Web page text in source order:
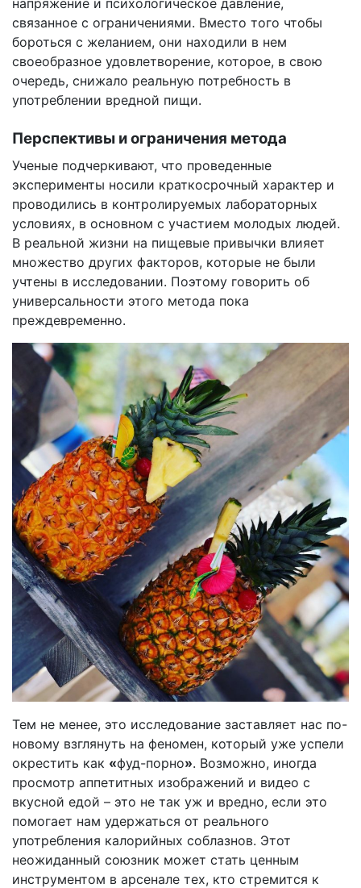
напряжение и психологическое давление,
связанное с ограничениями. Вместо того чтобы
бороться с желанием, они находили в нем
своеобразное удовлетворение, которое, в свою
очередь, снижало реальную потребность в
употреблении вредной пищи.
Перспективы и ограничения метода
Ученые подчеркивают, что проведенные
эксперименты носили краткосрочный характер и
проводились в контролируемых лабораторных
условиях, в основном с участием молодых людей.
В реальной жизни на пищевые привычки влияет
множество других факторов, которые не были
учтены в исследовании. Поэтому говорить об
универсальности этого метода пока
преждевременно.
Тем не менее, это исследование заставляет нас по-
новому взглянуть на феномен, который уже успели
окрестить как «фуд-порно». Возможно, иногда
просмотр аппетитных изображений и видео с
вкусной едой – это не так уж и вредно, если это
помогает нам удержаться от реального
употребления калорийных соблазнов. Этот
неожиданный союзник может стать ценным
инструментом в арсенале тех, кто стремится к